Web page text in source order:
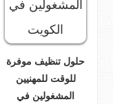
حلول تنظيف موفرة
للوقت للمهنيين
المشغولين في